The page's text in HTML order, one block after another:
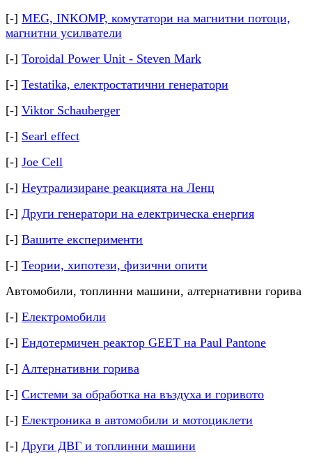
[-] MEG, INKOMP, комутатори на магнитни потоци,
магнитни усилватели
[-] Toroidal Power Unit - Steven Mark
[-] Testatika, електростатични генератори
[-] Viktor Schauberger
[-] Searl effect
[-] Joe Cell
[-] Неутрализиране реакцията на Ленц
[-] Други генератори на електрическа енергия
[-] Вашите експерименти
[-] Теории, хипотези, физични опити
Автомобили, топлинни машини, алтернативни горива
[-] Електромобили
[-] Ендотермичен реактор GEET на Paul Pantone
[-] Алтернативни горива
[-] Системи за обработка на въздуха и горивото
[-] Електроника в автомобили и мотоциклети
[-] Други ДВГ и топлинни машини